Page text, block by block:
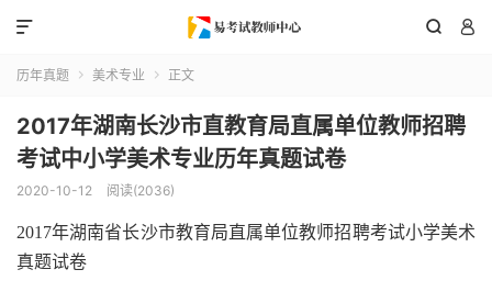
 

历年真题  美术专业  正文
2017年湖南长沙市直教育局直属单位教师招聘
考试中小学美术专业历年真题试卷
2020-10-12 阅读(2036)
2017年湖南省长沙市教育局直属单位教师招聘考试小学美术
真题试卷